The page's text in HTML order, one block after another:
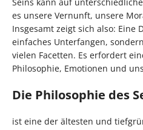
es unsere Vernunft, unsere
Insgesamt zeigt sich also: Eine
einfaches Unterfangen,
vielen Facetten. Es erfordert
Philosophie, Emotionen und
Die Philosophie des
ist eine der ältesten und